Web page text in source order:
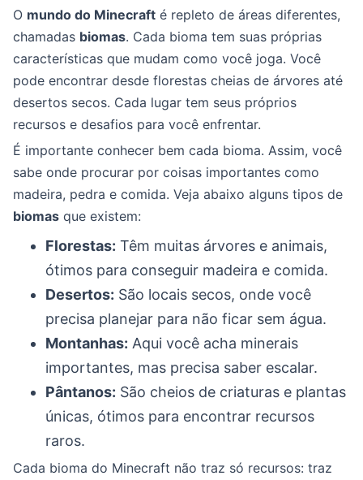
O mundo do Minecraft é repleto de áreas diferentes,
chamadas biomas. Cada bioma tem suas próprias
características que mudam como você joga. Você
pode encontrar desde florestas cheias de árvores até
desertos secos. Cada lugar tem seus próprios
recursos e desafios para você enfrentar.
É importante conhecer bem cada bioma. Assim, você
sabe onde procurar por coisas importantes como
madeira, pedra e comida. Veja abaixo alguns tipos de
biomas que existem:
Florestas: Têm muitas árvores e animais,
ótimos para conseguir madeira e comida.
Desertos: São locais secos, onde você
precisa planejar para não ficar sem água.
Montanhas: Aqui você acha minerais
importantes, mas precisa saber escalar.
Pântanos: São cheios de criaturas e plantas
únicas, ótimos para encontrar recursos
raros.
Cada bioma do Minecraft não traz só recursos: traz